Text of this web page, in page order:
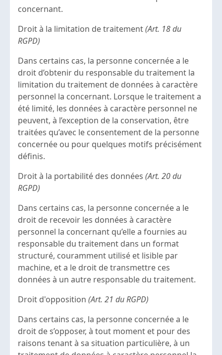
concernant.
Droit à la limitation de traitement(Art. 18 du
RGPD)
Dans certains cas, la personne concernée a le
droit d’obtenir du responsable du traitement la
limitation du traitement de données à caractère
personnel la concernant. Lorsque le traitement a
été limité, les données à caractère personnel ne
peuvent, à l’exception de la conservation, être
traitées qu’avec le consentement de la personne
concernée ou pour quelques motifs précisément
définis.
Droit à la portabilité des données (Art. 20 du
RGPD)
Dans certains cas, la personne concernée a le
droit de recevoir les données à caractère
personnel la concernant qu’elle a fournies au
responsable du traitement dans un format
structuré, couramment utilisé et lisible par
machine, et a le droit de transmettre ces
données à un autre responsable du traitement.
Droit d'opposition (Art. 21 du RGPD)
Dans certains cas, la personne concernée a le
droit de s’opposer, à tout moment et pour des
raisons tenant à sa situation particulière, à un